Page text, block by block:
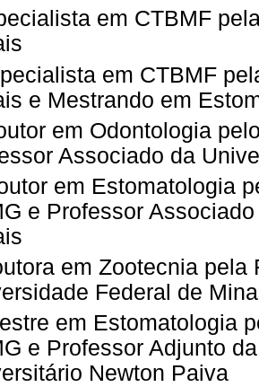
em CTBMF
em CTBMF
e Mestrando em
em Odontologia
Associado da
em Estomatologia
e Professor
em Zootecnia pela
Federal de
em Estomatologia
e Professor Adjunto
Newton Paiva